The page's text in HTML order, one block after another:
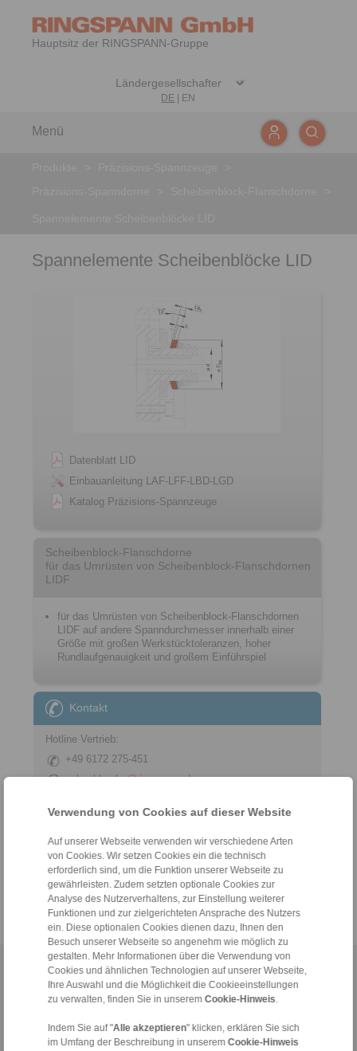
Verwendung von Cookies auf dieser Website
Auf unserer Webseite verwenden wir verschiedene Arten
von Cookies. Wir setzen Cookies ein die technisch
erforderlich sind, um die Funktion unserer Webseite zu
gewährleisten. Zudem setzten optionale Cookies zur
Analyse des Nutzerverhaltens, zur Einstellung weiterer
Funktionen und zur zielgerichteten Ansprache des Nutzers
ein. Diese optionalen Cookies dienen dazu, Ihnen den
Besuch unserer Webseite so angenehm wie möglich zu
gestalten. Mehr Informationen über die Verwendung von
Cookies und ähnlichen Technologien auf unserer Webseite,
Ihre Auswahl und die Möglichkeit die Cookieeinstellungen
zu verwalten, finden Sie in unserem Cookie-Hinweis
Indem Sie auf "Alle akzeptieren" klicken, erklären Sie sich
im Umfang der Beschreibung in unserem Cookie-Hinweis
Hauptsitz der RINGSPANN-Gruppe
DE EN
Menü
Spannelemente Scheibenblöcke LID
Datenblatt LID
Einbauanleitung LAF-LFF-LBD-LGD
Katalog Präzisions-Spannzeuge
Scheibenblock-Flanschdorne
für das Umrüsten von Scheibenblock-Flanschdornen
LIDF
für das Umrüsten von Scheibenblock-Flanschdornen
LIDF auf andere Spanndurchmesser innerhalb einer
Größe mit großen Werkstücktoleranzen, hoher
Rundlaufgenauigkeit und großem Einführspiel
Kontakt
Hotline Vertrieb:
+49 6172 275-451
sales.kkn_ks@ringspann.de
Hotline Technik:
tech.workholding@ringspann.de
Werktags von 08:00 bis 18:00 Uhr
Home|Kontaktformular|Impressum|Datenschutzerklärung
Allgemeine Verkaufsbedingungen
Hinweisgeberplattform